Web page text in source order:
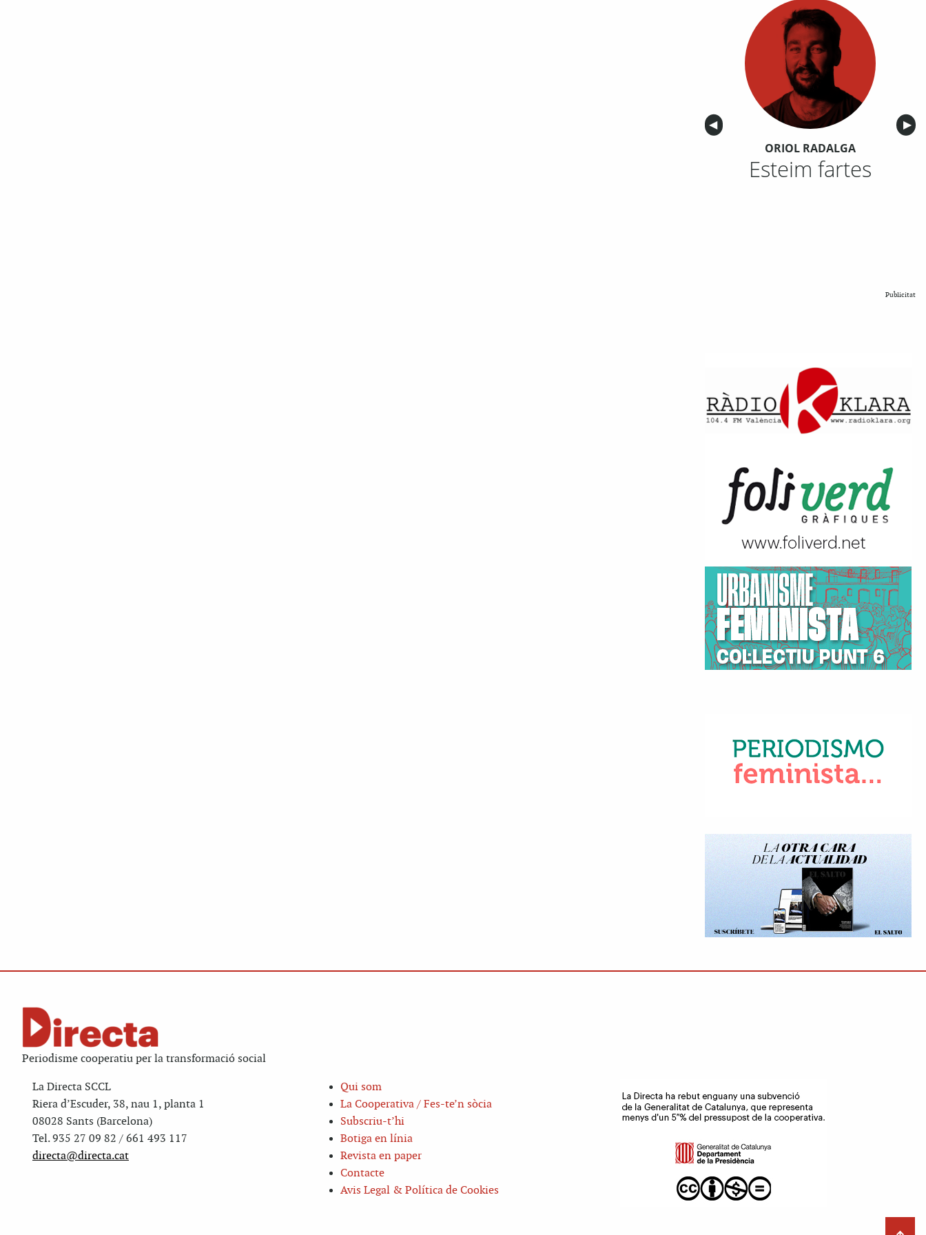
Anterior
◀︎ ▶︎
ORIOL RADALGA
Esteim fartes
Publicitat
Periodisme cooperatiu per la transformació social
La Directa SCCL
Riera d’Escuder, 38, nau 1, planta 1
08028 Sants (Barcelona)
Tel. 935 27 09 82 / 661 493 117
directa@directa.cat
Qui som
La Cooperativa / Fes-te’n sòcia
Subscriu-t’hi
Botiga en línia
Revista en paper
Contacte
Avis Legal & Política de Cookies